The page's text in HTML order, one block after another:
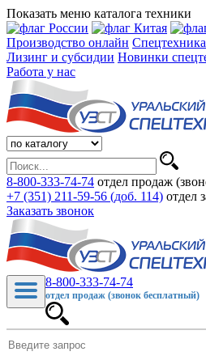
Показать меню каталога техники
Производство онлайн
Лизинг и субсидии Новинки
Работа у нас
8-800-333-74-74 отдел продаж
+7 (351) 211-59-56 (доб. 114) отдел
Заказать звонок
8-800-333-74-74
отдел продаж (звонок бесплатный)